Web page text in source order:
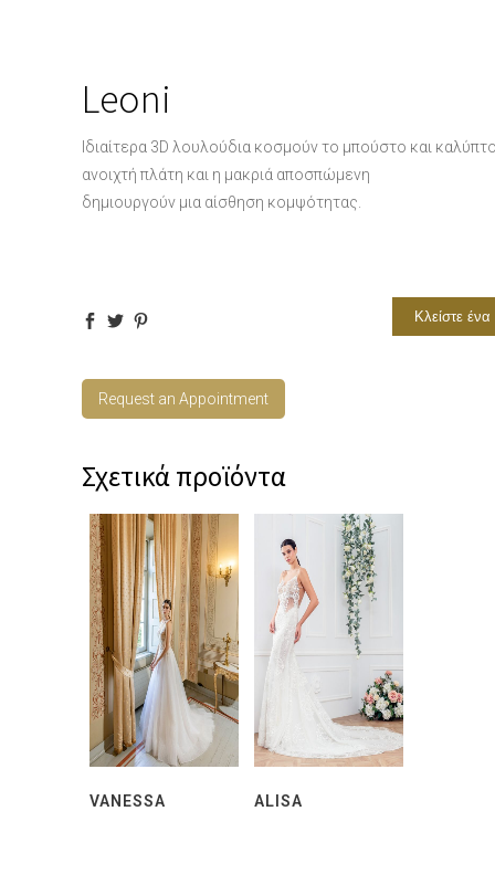
Leoni
Ιδιαίτερα 3D λουλούδια κοσμούν το μπούστο και
ανοιχτή πλάτη και η μακριά αποσπώμενη
δημιουργούν μια αίσθηση κομψότητας.
Request an Appointment
Σχετικά προϊόντα
VANESSA ALISA
Κλείστε